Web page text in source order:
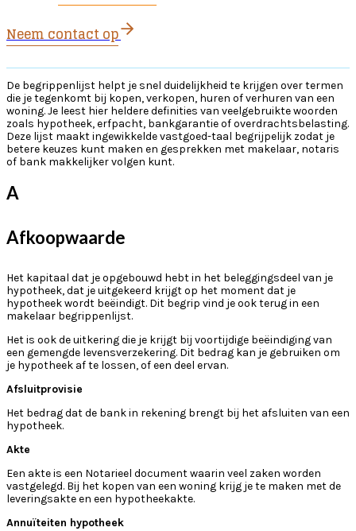
Neem contact op
De begrippenlijst helpt je snel duidelijkheid te krijgen over termen
die je tegenkomt bij kopen, verkopen, huren of verhuren van een
woning. Je leest hier heldere definities van veelgebruikte woorden
zoals hypotheek, erfpacht, bankgarantie of overdrachtsbelasting.
Deze lijst maakt ingewikkelde vastgoed-taal begrijpelijk zodat je
betere keuzes kunt maken en gesprekken met makelaar, notaris
of bank makkelijker volgen kunt.
A
Afkoopwaarde
Het kapitaal dat je opgebouwd hebt in het beleggingsdeel van je
hypotheek, dat je uitgekeerd krijgt op het moment dat je
hypotheek wordt beëindigt. Dit begrip vind je ook terug in een
makelaar begrippenlijst.
Het is ook de uitkering die je krijgt bij voortijdige beëindiging van
een gemengde levensverzekering. Dit bedrag kan je gebruiken om
je hypotheek af te lossen, of een deel ervan.
Afsluitprovisie
Het bedrag dat de bank in rekening brengt bij het afsluiten van een
hypotheek.
Akte
Een akte is een Notarieel document waarin veel zaken worden
vastgelegd. Bij het kopen van een woning krijg je te maken met de
leveringsakte en een hypotheekakte.
Annuïteiten hypotheek